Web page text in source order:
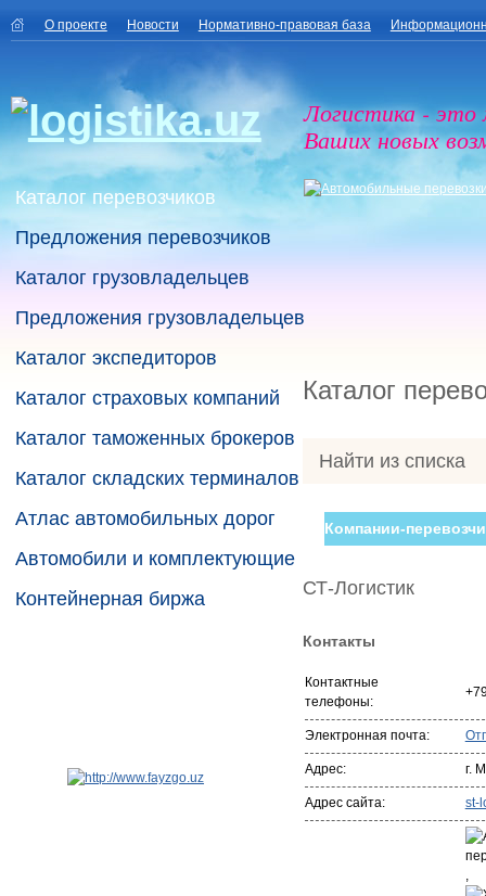
О проекте Новости Нормативно-правовая база
Логистика - это
Ваших новых
Каталог перевозчиков
Предложения перевозчиков
Каталог грузовладельцев
Предложения грузовладельцев
Каталог экспедиторов
Каталог страховых компаний
Каталог таможенных брокеров
Каталог складских терминалов
Атлас автомобильных дорог
Автомобили и комплектующие
Контейнерная биржа
Каталог
Найти из списка
Компании-
СТ-Логистик
Контакты
Контактные
телефоны:
Электронная почта:
Адрес: г.
Адрес сайта: st-
,